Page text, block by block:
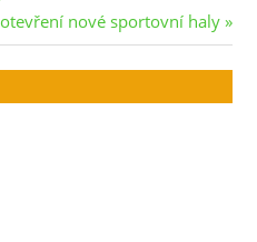
nové sportovní haly